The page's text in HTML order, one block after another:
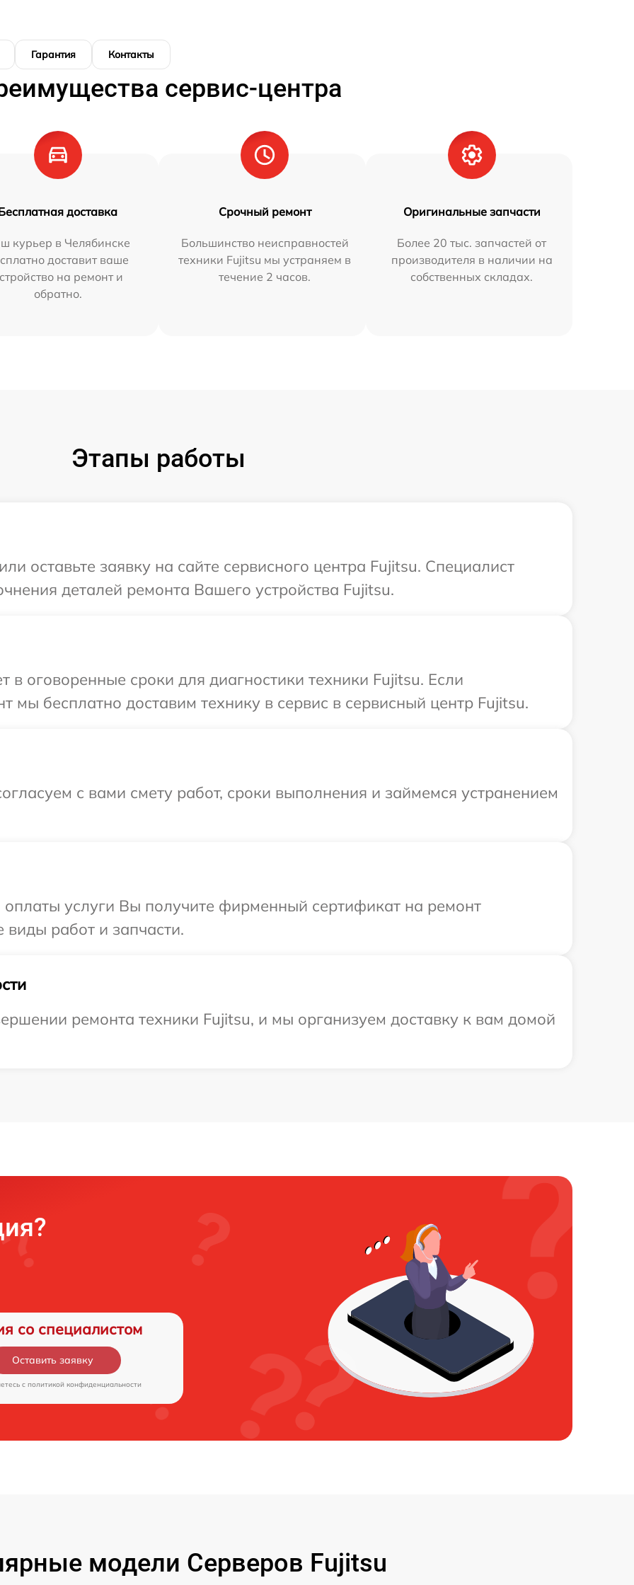
Гарантия Контакты
сервис-центра
доставка
курьер в Челябинске
доставит ваше
на ремонт и
обратно.
Срочный ремонт
Большинство неисправностей
техники Fujitsu мы устраняем в
течение 2 часов.
Оригинальные запчасти
Более 20 тыс. запчастей от
производителя в наличии на
собственных складах.
Этапы работы
оставьте заявку на сайте сервисного центра Fujitsu. Специалист
деталей ремонта Вашего устройства Fujitsu.
оговоренные сроки для диагностики техники Fujitsu. Если
мы бесплатно доставим технику в сервис в сервисный центр Fujitsu.
с вами смету работ, сроки выполнения и займемся устранением
услуги Вы получите фирменный сертификат на ремонт
виды работ и запчасти.
ремонта техники Fujitsu, и мы организуем доставку к вам домой
со специалистом
Оставить заявку
c политикой конфиденциальности
модели Серверов Fujitsu